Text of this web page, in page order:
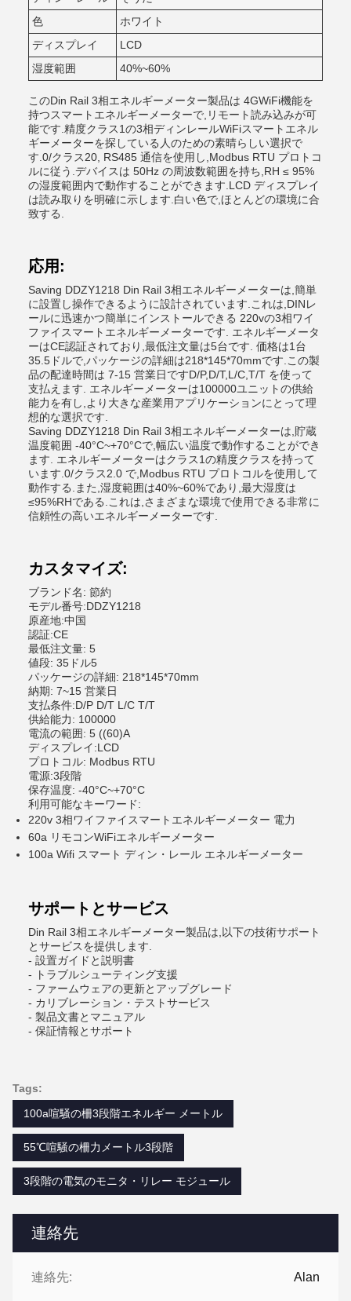
連絡先
連絡先: Alan
色
ホワイト
ディスプレイ
LCD
湿度範囲
40%~60%
このDin Rail 3相エネルギーメーター製品は 4GWiFi機能を
持つスマートエネルギーメーターで,リモート読み込みが可
能です.精度クラス1の3相ディンレールWiFiスマートエネル
ギーメーターを探している人のための素晴らしい選択で
す.0/クラス20, RS485 通信を使用し,Modbus RTU プロトコ
ルに従う.デバイスは 50Hz の周波数範囲を持ち,RH ≤ 95%
の湿度範囲内で動作することができます.LCD ディスプレイ
は読み取りを明確に示します.白い色で,ほとんどの環境に合
致する.
応用:
Saving DDZY1218 Din Rail 3相エネルギーメーターは,簡単
に設置し操作できるように設計されています.これは,DINレ
ールに迅速かつ簡単にインストールできる 220vの3相ワイ
ファイスマートエネルギーメーターです. エネルギーメータ
ーはCE認証されており,最低注文量は5台です. 価格は1台
35.5ドルで,パッケージの詳細は218*145*70mmです.この製
品の配達時間は 7-15 営業日ですD/P,D/T,L/C,T/T を使って
支払えます. エネルギーメーターは100000ユニットの供給
能力を有し,より大きな産業用アプリケーションにとって理
想的な選択です.
Saving DDZY1218 Din Rail 3相エネルギーメーターは,貯蔵
温度範囲 -40°C~+70°Cで,幅広い温度で動作することができ
ます. エネルギーメーターはクラス1の精度クラスを持って
います.0/クラス2.0 で,Modbus RTU プロトコルを使用して
動作する.また,湿度範囲は40%~60%であり,最大湿度は
≤95%RHである.これは,さまざまな環境で使用できる非常に
信頼性の高いエネルギーメーターです.
カスタマイズ:
ブランド名: 節約
モデル番号:DDZY1218
原産地:中国
認証:CE
最低注文量: 5
値段: 35ドル5
パッケージの詳細: 218*145*70mm
納期: 7~15 営業日
支払条件:D/P D/T L/C T/T
供給能力: 100000
電流の範囲: 5 ((60)A
ディスプレイ:LCD
プロトコル: Modbus RTU
電源:3段階
保存温度: -40°C~+70°C
利用可能なキーワード:
220v 3相ワイファイスマートエネルギーメーター 電力
60a リモコンWiFiエネルギーメーター
100a Wifi スマート ディン・レール エネルギーメーター
サポートとサービス
Din Rail 3相エネルギーメーター製品は,以下の技術サポート
とサービスを提供します.
- 設置ガイドと説明書
- トラブルシューティング支援
- ファームウェアの更新とアップグレード
- カリブレーション・テストサービス
- 製品文書とマニュアル
- 保証情報とサポート
Tags:
100a喧騒の柵3段階エネルギー メートル
55℃喧騒の柵力メートル3段階
3段階の電気のモニタ・リレー モジュール